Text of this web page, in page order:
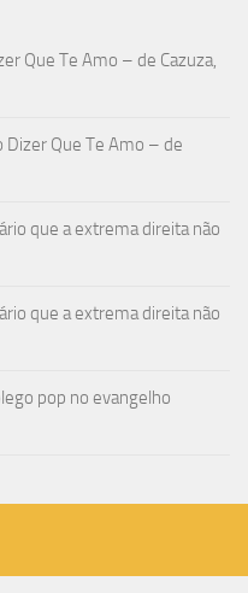
Que Te Amo – de Cazuza,
Dizer Que Te Amo – de
que a extrema direita não
que a extrema direita não
pop no evangelho